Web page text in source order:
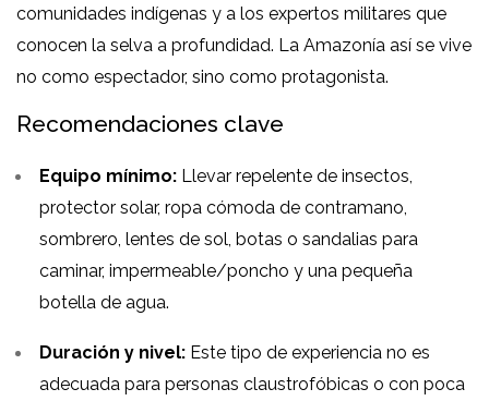
comunidades indígenas y a los expertos militares que
conocen la selva a profundidad. La Amazonía así se vive
no como espectador, sino como protagonista.
Recomendaciones clave
Equipo mínimo:Llevar repelente de insectos,
protector solar, ropa cómoda de contramano,
sombrero, lentes de sol, botas o sandalias para
caminar, impermeable/poncho y una pequeña
botella de agua.
Duración y nivel:Este tipo de experiencia no es
adecuada para personas claustrofóbicas o con poca